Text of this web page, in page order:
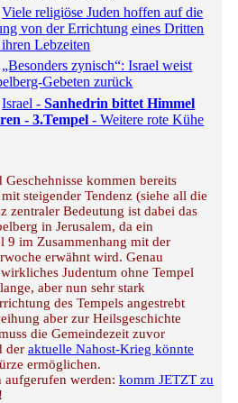
Viele religiöse Juden hoffen auf die
von der Errichtung eines Dritten
Lebzeiten
„Besonders zynisch“: Israel weist
Gebeten zurück
Israel -Sanhedrin bittet Himmel
- 3.Tempel - Weitere rote Kühe
kommen bereits
steigender Tendenz (siehe all die
zentraler Bedeutung ist dabei das
in Jerusalem, da ein
9 im Zusammenhang mit der
erwähnt wird. Genau
Judentum ohne Tempel
aber nun sehr stark
des Tempels angestrebt
aber zur Heilsgeschichte
die Gemeindezeit zuvor
der aktuelle Nahost-Krieg könnte
ermöglichen.
werden: komm JETZT zu